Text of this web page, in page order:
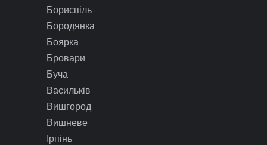
Бориспіль
Бородянка
Боярка
Бровари
Буча
Васильків
Вишгород
Вишневе
Ірпінь